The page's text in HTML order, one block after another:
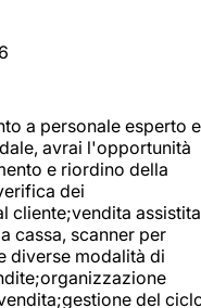
a personale esperto e
avrai l'opportunità
e riordino della
dei
cliente;vendita assistita
cassa, scanner per
diverse modalità di
del